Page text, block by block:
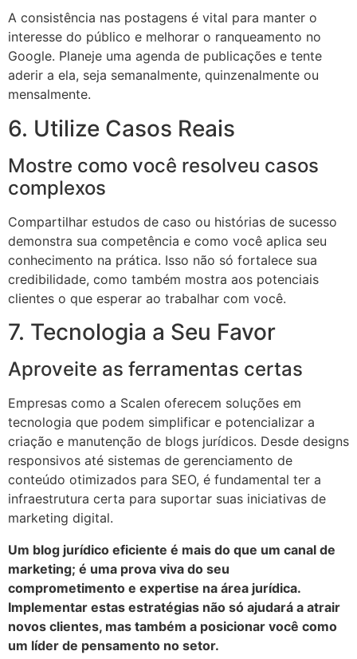
A consistência nas postagens é vital para manter o
interesse do público e melhorar o ranqueamento no
Google. Planeje uma agenda de publicações e tente
aderir a ela, seja semanalmente, quinzenalmente ou
mensalmente.
6. Utilize Casos Reais
Mostre como você resolveu casos
complexos
Compartilhar estudos de caso ou histórias de sucesso
demonstra sua competência e como você aplica seu
conhecimento na prática. Isso não só fortalece sua
credibilidade, como também mostra aos potenciais
clientes o que esperar ao trabalhar com você.
7. Tecnologia a Seu Favor
Aproveite as ferramentas certas
Empresas como a Scalen oferecem soluções em
tecnologia que podem simplificar e potencializar a
criação e manutenção de blogs jurídicos. Desde designs
responsivos até sistemas de gerenciamento de
conteúdo otimizados para SEO, é fundamental ter a
infraestrutura certa para suportar suas iniciativas de
marketing digital.
Um blog jurídico eficiente é mais do que um canal de
marketing; é uma prova viva do seu
comprometimento e expertise na área jurídica.
Implementar estas estratégias não só ajudará a atrair
novos clientes, mas também a posicionar você como
um líder de pensamento no setor.